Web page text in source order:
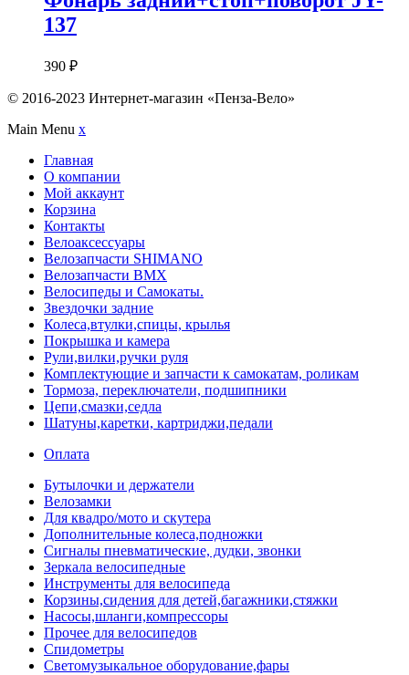
137
390 ₽
© 2016-2023 Интернет-магазин «Пенза-Вело»
Main Menu x
Главная
О компании
Мой аккаунт
Корзина
Контакты
Велоаксессуары
Велозапчасти SHIMANO
Велозапчасти BMX
Велосипеды и Самокаты.
Звездочки задние
Колеса,втулки,спицы, крылья
Покрышка и камера
Рули,вилки,ручки руля
Комплектующие и запчасти к самокатам, роликам
Тормоза, переключатели, подшипники
Цепи,смазки,седла
Шатуны,каретки, картриджи,педали
Оплата
Бутылочки и держатели
Велозамки
Для квадро/мото и скутера
Дополнительные колеса,подножки
Сигналы пневматические, дудки, звонки
Зеркала велосипедные
Инструменты для велосипеда
Корзины,сидения для детей,багажники,стяжки
Насосы,шланги,компрессоры
Прочее для велосипедов
Спидометры
Светомузыкальное оборудование,фары